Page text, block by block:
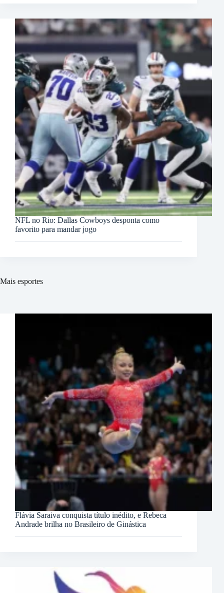
NFL no Rio: Dallas Cowboys desponta como
favorito para mandar jogo
Mais esportes
Flávia Saraiva conquista título inédito, e Rebeca
Andrade brilha no Brasileiro de Ginástica